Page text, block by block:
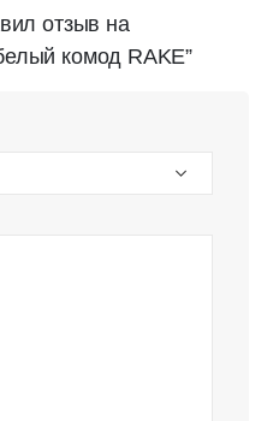
отзыв на
комод RAKE”